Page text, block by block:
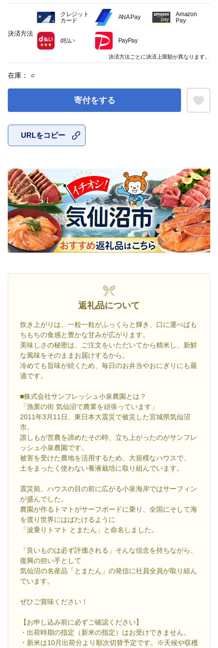
在庫： ○
寄付をする
URLをコピー
返礼品について
炊き上がりは、一粒一粒がふっくらと輝き、口に運べばも
ちもちの食感と豊かな甘みが広がります。
美味しさの秘密は、ご注文をいただいてから精米し、新鮮
な風味をそのままお届けするから。
冷めても旨味が続くため、毎日のお弁当やおにぎりにも最
適です。
■株式会社サンフレッシュ小泉農園とは？
「漁業の街 気仙沼で農業を頑張っています」
2011年3月11日、東日本大震災で被災した宮城県気仙沼
市。
誰しもが営農を諦めたその時、立ち上がったのがサンフレ
ッシュ小泉農園です。
被害を受けた農地を活用するため、大規模なハウスで、
土をまったく使わない養液栽培に取り組んでいます。
震災前、ハウスの目の前に広がる小泉海岸ではサーフィン
が盛んでした。
農園が作るトマトがサーフボードに乗り、全国にそして海
を渡り世界にはばたけるように
「波乗りトマト とまたん」と命名しました。
「良いものは必ず評価される」そんな信念を持ちながら、
復興の担い手として
気仙沼の名産品「とまたん」の発信に社員全員が取り組ん
でいます。
ぜひご賞味ください！
【お申し込み前に必ずご確認ください】
・出荷時期の指定（新米の指定）はお受けできません。
・新米は10月出荷分より順次切替予定です。※天候や収穫
決済方法
クレジット
カード
ANA Pay
Amazon
Pay
d払い PayPay
決済方法ごとに決済上限額が異なります。